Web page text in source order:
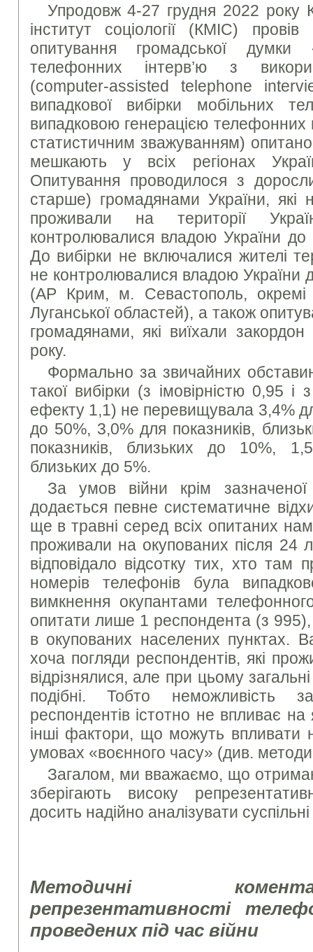
Упродовж 4-27 грудня 2022 року
інститут соціології (КМІС) провів
опитування громадської
телефонних інтерв’ю з
(computer-assisted telephone
випадкової вибірки мобільних
випадковою генерацією
статистичним зважуванням)
мешкають у всіх регіонах
Опитування проводилося з
старше) громадянами України, які
проживали на території
контролювалися владою України
До вибірки не включалися жителі
не контролювалися владою України
(АР Крим, м. Севастополь, окремі
Луганської областей), а також
громадянами, які виїхали
року.
Формально за звичайних
такої вибірки (з імовірністю 0,95
ефекту 1,1) не перевищувала 3,4%
до 50%, 3,0% для показників,
показників, близьких до 10%,
близьких до 5%.
За умов війни крім
додається певне систематичне
ще в травні серед всіх опитаних
проживали на окупованих після 24
відповідало відсотку тих, хто там
номерів телефонів була
вимкнення окупантами
опитати лише 1 респондента (з 995),
в окупованих населених пунктах.
хоча погляди респондентів, які
відрізнялися, але при цьому
подібні. Тобто неможливість
респондентів істотно не впливає на
інші фактори, що можуть впливати
умовах «воєнного часу» (див.
Загалом, ми вважаємо, що
зберігають високу
досить надійно аналізувати
Методичні
репрезентативності
проведених під час війни